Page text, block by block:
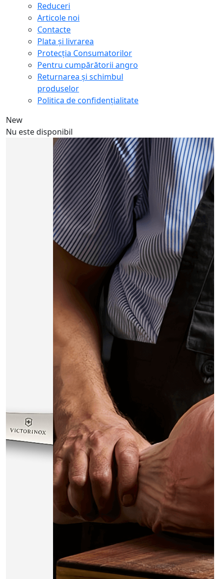
Reduceri
Articole noi
Contacte
Plata și livrarea
Protecţia Consumatorilor
Pentru cumpărătorii angro
Returnarea și schimbul
produselor
Politica de confidențialitate
New
Nu este disponibil